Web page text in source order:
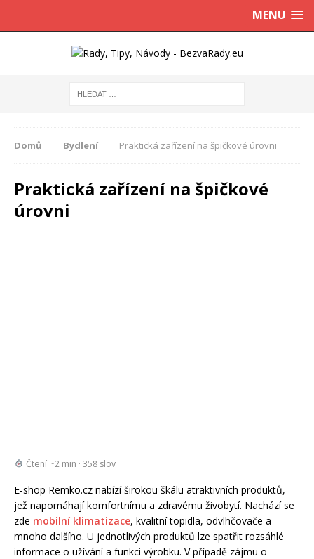
MENU
Domů Bydlení Praktická zařízení na špičkové úrovni
Praktická zařízení na špičkové
úrovni
Čtení ~2 min · 358 slov
E-shop Remko.cz nabízí širokou škálu atraktivních produktů,
jež napomáhají komfortnímu a zdravému živobytí. Nachází se
zde mobilní klimatizace, kvalitní topidla, odvlhčovače a
mnoho dalšího. U jednotlivých produktů lze spatřit rozsáhlé
informace o užívání a funkci výrobku. V případě zájmu o